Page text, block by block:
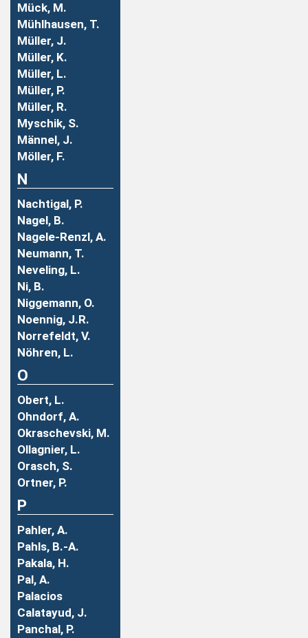
Mück, M.
Mühlhausen, T.
Müller, J.
Müller, K.
Müller, L.
Müller, P.
Müller, R.
Myschik, S.
Männel, J.
Möller, F.
N
Nachtigal, P.
Nagel, B.
Nagele-Renzl, A.
Neumann, T.
Neveling, L.
Ni, B.
Niggemann, O.
Noennig, J.R.
Norrefeldt, V.
Nöhren, L.
O
Obert, L.
Ohndorf, A.
Okraschevski, M.
Ollagnier, L.
Orasch, S.
Ortner, P.
P
Pahler, A.
Pahls, B.-A.
Pakala, H.
Pal, A.
Palacios
Calatayud, J.
Panchal, P.